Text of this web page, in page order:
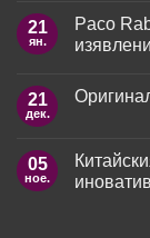
за
8
март:
зарадваме
любимите
Стилни
пожелания
за
на
21
ян.
Paco
за
Paco
–
ароматът
като
21
дек.
Оригинален
подарък
за
05
ное.